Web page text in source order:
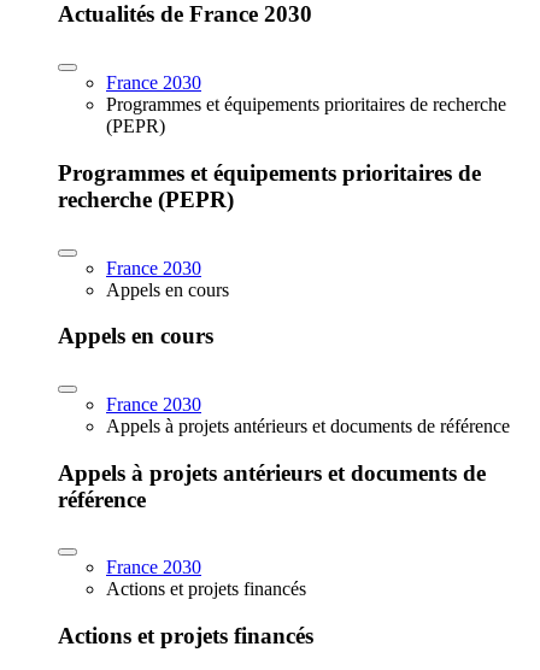
Actualités de France 2030
France 2030
Programmes et équipements prioritaires de recherche
(PEPR)
Programmes et équipements prioritaires de
recherche (PEPR)
France 2030
Appels en cours
Appels en cours
France 2030
Appels à projets antérieurs et documents de référence
Appels à projets antérieurs et documents de
référence
France 2030
Actions et projets financés
Actions et projets financés